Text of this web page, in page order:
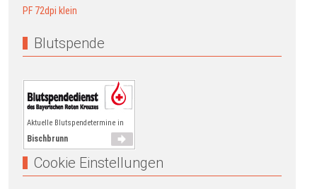
Blutspende
Aktuelle Blutspendetermine in
Bischbrunn
Cookie Einstellungen